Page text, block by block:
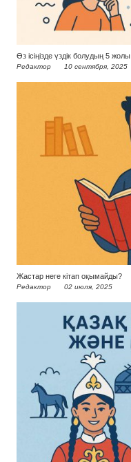
Өз ісіңізде үздік болудың 5 жолы
Редактор 10 сентября, 2025
Жастар неге кітап оқымайды?
Редактор 02 июля, 2025